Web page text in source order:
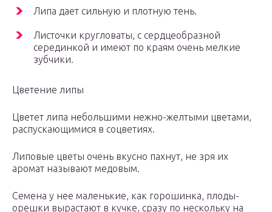
Липа дает сильную и плотную тень.
Листочки кругловаты, с сердцеобразной
серединкой и имеют по краям очень мелкие
зубчики.
Цветение липы
Цветет липа небольшими нежно-желтыми цветами,
распускающимися в соцветиях.
Липовые цветы очень вкусно пахнут, не зря их
аромат называют медовым.
Семена у нее маленькие, как горошинка, плоды-
орешки вырастают в кучке, сразу по нескольку на